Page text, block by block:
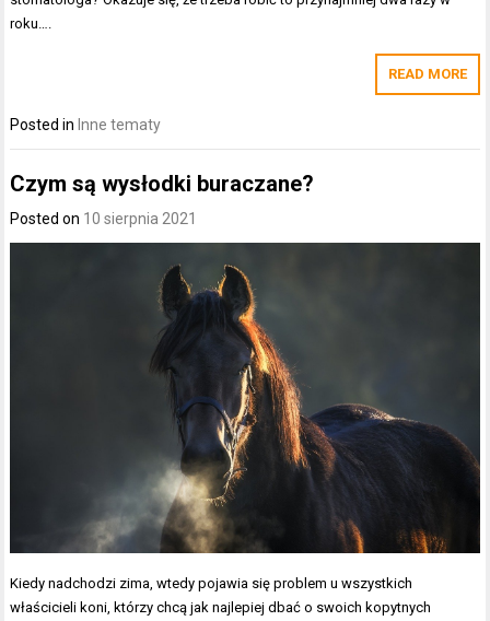
roku….
READ MORE
Posted in Inne tematy
Czym są wysłodki buraczane?
Posted on 10 sierpnia 2021
Kiedy nadchodzi zima, wtedy pojawia się problem u wszystkich
właścicieli koni, którzy chcą jak najlepiej dbać o swoich kopytnych